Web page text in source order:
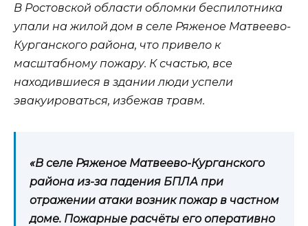
В Ростовской области обломки беспилотника
упали на жилой дом в селе Ряженое Матвеево-
Курганского района, что привело к
масштабному пожару. К счастью, все
находившиеся в здании люди успели
эвакуироваться, избежав травм.
«В селе Ряженое Матвеево-Курганского
района из-за падения БПЛА при
отражении атаки возник пожар в частном
доме. Пожарные расчёты его оперативно